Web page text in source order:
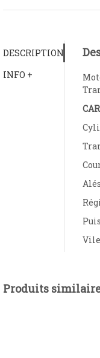
DESCRIPTION
INFO +
Produits